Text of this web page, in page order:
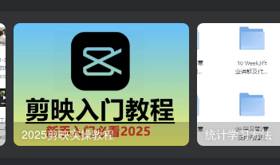
2025剪映实操教程 统计学习方法